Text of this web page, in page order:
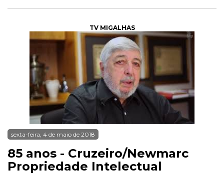
TV MIGALHAS
sexta-feira, 4 de maio de 2018
85 anos - Cruzeiro/Newmarc
Propriedade Intelectual